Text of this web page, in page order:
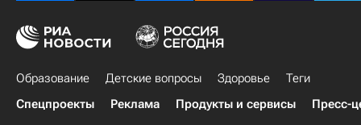
Образование Детские вопросы Здоровье
Теги
Спецпроекты
Реклама Продукты и сервисы Пресс-